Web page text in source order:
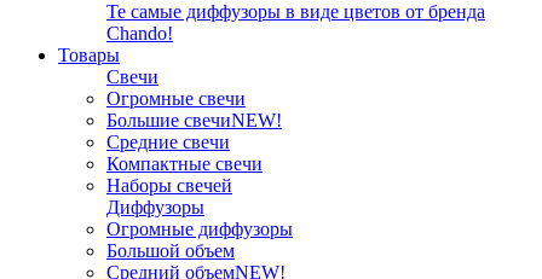
Те самые диффузоры в виде цветов от бренда
Chando!
Товары
Свечи
Огромные свечи
Большие свечиNEW!
Средние свечи
Компактные свечи
Наборы свечей
Диффузоры
Огромные диффузоры
Большой объем
Средний объемNEW!